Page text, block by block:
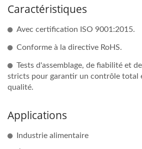
Caractéristiques
Avec certification ISO 9001:2015.
Conforme à la directive RoHS.
Tests d'assemblage, de fiabilité et
stricts pour garantir un contrôle total
qualité.
Applications
Industrie alimentaire